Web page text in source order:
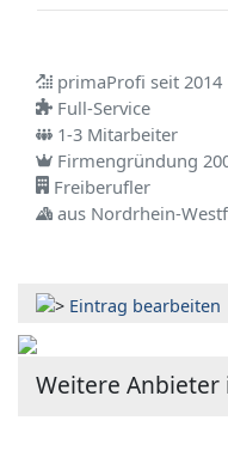
primaProfi seit 2014
Full-Service
1-3 Mitarbeiter
Firmengründung
Freiberufler
aus Nordrhein-
Eintrag bearbeiten
Weitere Anbieter